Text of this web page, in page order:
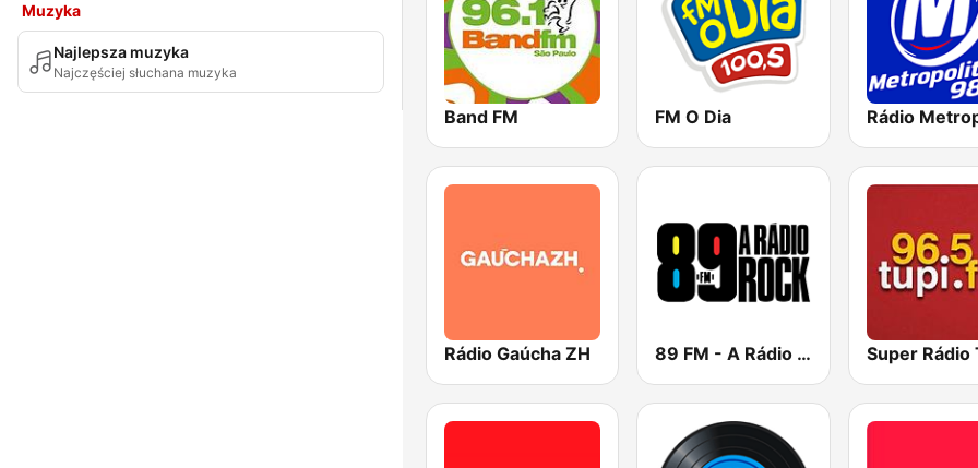
Muzyka
Najlepsza muzyka
Najczęściej słuchana muzyka
Band FM FM O Dia
Rádio Gaúcha ZH 89 FM - A Rádio Rock Super Rádio